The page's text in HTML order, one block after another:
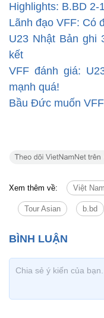
Highlights: B.BD 2-
Lãnh đạo VFF: Có
U23 Nhật Bản ghi
kết
VFF đánh giá:
mạnh quá!
Bầu Đức muốn
Xem thêm về: Việt Nam
Tour Asian b.bd